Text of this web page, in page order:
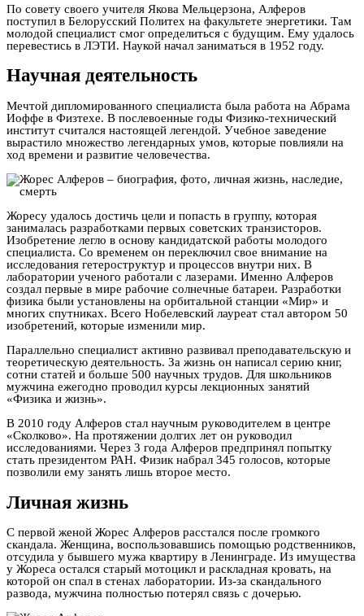
По совету своего учителя Якова Мельцерзона, Алферов
поступил в Белорусский Политех на факультете энергетики. Там
молодой специалист смог определиться с будущим. Ему удалось
перевестись в ЛЭТИ. Наукой начал заниматься в 1952 году.
Научная деятельность
Мечтой дипломированного специалиста была работа на Абрама
Иоффе в Физтехе. В послевоенные годы Физико-технический
институт считался настоящей легендой. Учебное заведение
вырастило множество легендарных умов, которые повлияли на
ход времени и развитие человечества.
Жоресу удалось достичь цели и попасть в группу, которая
занималась разработками первых советских транзисторов.
Изобретение легло в основу кандидатской работы молодого
специалиста. Со временем он переключил свое внимание на
исследования гетероструктур и процессов внутри них. В
лаборатории ученого работали с лазерами. Именно Алферов
создал первые в мире рабочие солнечные батареи. Разработки
физика были установлены на орбитальной станции «Мир» и
многих спутниках. Всего Нобелевский лауреат стал автором 50
изобретений, которые изменили мир.
Параллельно специалист активно развивал преподавательскую и
теоретическую деятельность. За жизнь он написал серию книг,
сотни статей и больше 500 научных трудов. Для школьников
мужчина ежегодно проводил курсы лекционных занятий
«Физика и жизнь».
В 2010 году Алферов стал научным руководителем в центре
«Сколково». На протяжении долгих лет он руководил
исследованиями. Через 3 года Алферов предпринял попытку
стать президентом РАН. Физик набрал 345 голосов, которые
позволили ему занять лишь второе место.
Личная жизнь
С первой женой Жорес Алферов расстался после громкого
скандала. Женщина, воспользовавшись помощью родственников,
отсудила у бывшего мужа квартиру в Ленинграде. Из имущества
у Жореса остался старый мотоцикл и раскладная кровать, на
которой он спал в стенах лаборатории. Из-за скандального
развода, мужчина полностью потерял связь с дочерью.